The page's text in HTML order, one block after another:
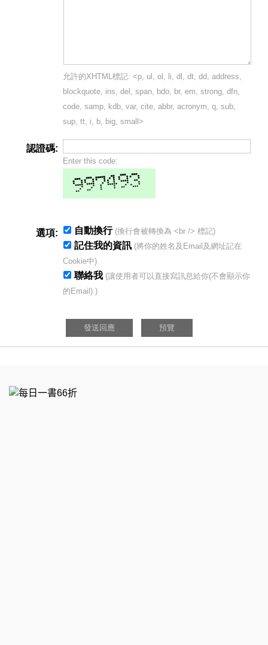
允許的XHTML標記: <p, ul, ol, li, dl, dt, dd, address,
blockquote, ins, del, span, bdo, br, em, strong, dfn,
code, samp, kdb, var, cite, abbr, acronym, q, sub,
sup, tt, i, b, big, small>
認證碼:
Enter this code:
選項: 自動換行 (換行會被轉換為 <br /> 標記)
記住我的資訊 (將你的姓名及Email及網址記在
Cookie中)
聯絡我 (讓使用者可以直接寫訊息給你(不會顯示你
的Email).)